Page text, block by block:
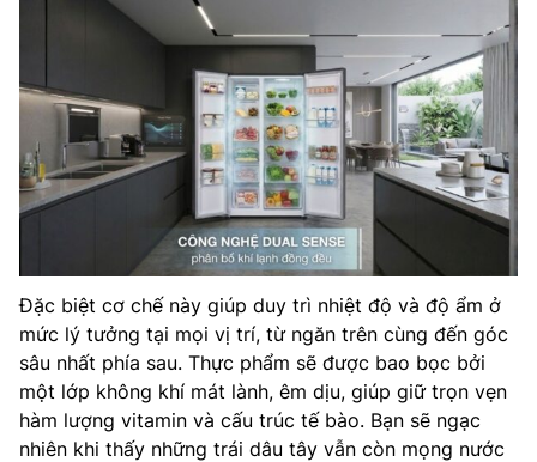
Đặc biệt cơ chế này giúp duy trì nhiệt độ và độ ẩm ở
mức lý tưởng tại mọi vị trí, từ ngăn trên cùng đến góc
sâu nhất phía sau. Thực phẩm sẽ được bao bọc bởi
một lớp không khí mát lành, êm dịu, giúp giữ trọn vẹn
hàm lượng vitamin và cấu trúc tế bào. Bạn sẽ ngạc
nhiên khi thấy những trái dâu tây vẫn còn mọng nước